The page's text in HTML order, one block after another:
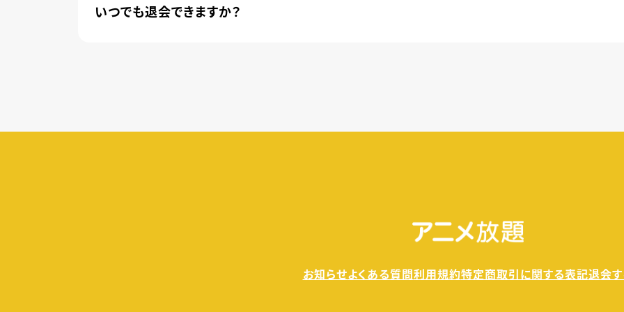
いつでも退会できますか？
お知らせよくある質問利用規約特定商取引に関する表記退会